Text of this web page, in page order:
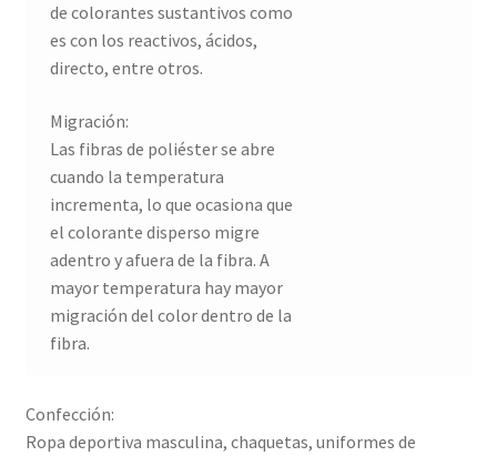
de colorantes sustantivos como
es con los reactivos, ácidos,
directo, entre otros.
Migración:
Las fibras de poliéster se abre
cuando la temperatura
incrementa, lo que ocasiona que
el colorante disperso migre
adentro y afuera de la fibra. A
mayor temperatura hay mayor
migración del color dentro de la
fibra.
Confección:
Ropa deportiva masculina, chaquetas, uniformes de